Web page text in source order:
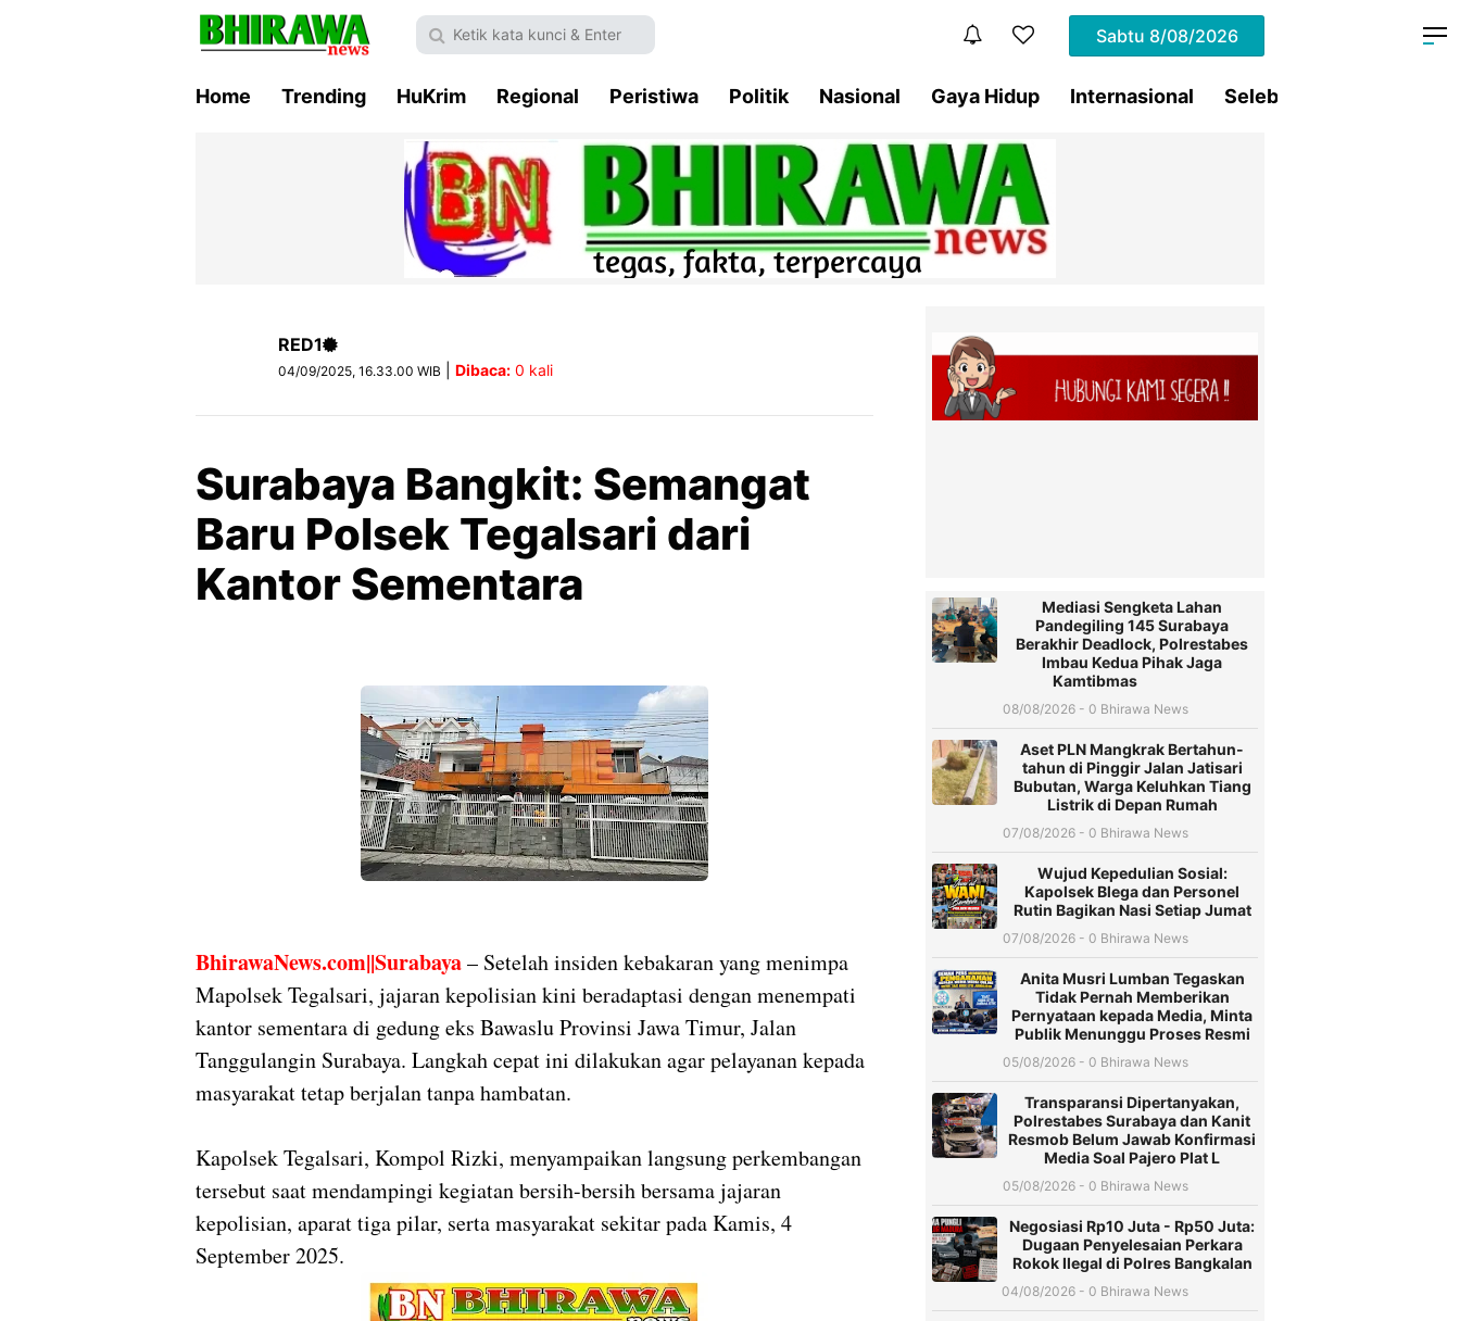
Sabtu 8/08/2026
Home Trending HuKrim Regional Peristiwa Politik Nasional Gaya Hidup Internasional Selebritis
RED1
04/09/2025, 16.33.00 WIB Dibaca: 0 kali
Surabaya Bangkit: Semangat
Baru Polsek Tegalsari dari
Kantor Sementara
BhirawaNews.com||Surabaya– Setelah insiden kebakaran yang menimpa
Mapolsek Tegalsari, jajaran kepolisian kini beradaptasi dengan menempati
kantor sementara di gedung eks Bawaslu Provinsi Jawa Timur, Jalan
Tanggulangin Surabaya. Langkah cepat ini dilakukan agar pelayanan kepada
masyarakat tetap berjalan tanpa hambatan.
Kapolsek Tegalsari, Kompol Rizki, menyampaikan langsung perkembangan
tersebut saat mendampingi kegiatan bersih-bersih bersama jajaran
kepolisian, aparat tiga pilar, serta masyarakat sekitar pada Kamis, 4
September 2025.
Mediasi Sengketa Lahan
Pandegiling 145 Surabaya
Berakhir Deadlock, Polrestabes
Imbau Kedua Pihak Jaga
Kamtibmas
08/08/2026 - 0 Bhirawa News
Aset PLN Mangkrak Bertahun-
tahun di Pinggir Jalan Jatisari
Bubutan, Warga Keluhkan Tiang
Listrik di Depan Rumah
07/08/2026 - 0 Bhirawa News
Wujud Kepedulian Sosial:
Kapolsek Blega dan Personel
Rutin Bagikan Nasi Setiap Jumat
07/08/2026 - 0 Bhirawa News
Anita Musri Lumban Tegaskan
Tidak Pernah Memberikan
Pernyataan kepada Media, Minta
Publik Menunggu Proses Resmi
05/08/2026 - 0 Bhirawa News
Transparansi Dipertanyakan,
Polrestabes Surabaya dan Kanit
Resmob Belum Jawab Konfirmasi
Media Soal Pajero Plat L
05/08/2026 - 0 Bhirawa News
Negosiasi Rp10 Juta - Rp50 Juta:
Dugaan Penyelesaian Perkara
Rokok Ilegal di Polres Bangkalan
04/08/2026 - 0 Bhirawa News